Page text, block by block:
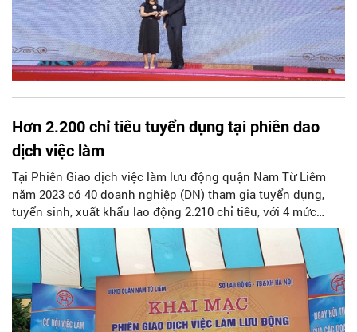
Hơn 2.200 chỉ tiêu tuyển dụng tại phiên dao
dịch việc làm
Tại Phiên Giao dịch việc làm lưu động quận Nam Từ Liêm
năm 2023 có 40 doanh nghiệp (DN) tham gia tuyển dụng,
tuyển sinh, xuất khẩu lao động 2.210 chỉ tiêu, với 4 mức
lương, cao nhất lên tới trên 15 triệu đồng/tháng.